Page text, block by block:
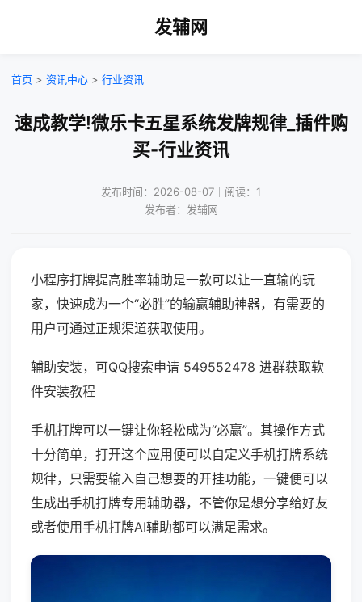
发辅网
首页 > 资讯中心 > 行业资讯
速成教学!微乐卡五星系统发牌规律_插件购
买-行业资讯
发布时间：2026-08-07｜阅读：1
发布者：发辅网
小程序打牌提高胜率辅助是一款可以让一直输的玩
家，快速成为一个“必胜”的输赢辅助神器，有需要的
用户可通过正规渠道获取使用。
辅助安装，可QQ搜索申请 549552478 进群获取软
件安装教程
手机打牌可以一键让你轻松成为“必赢”。其操作方式
十分简单，打开这个应用便可以自定义手机打牌系统
规律，只需要输入自己想要的开挂功能，一键便可以
生成出手机打牌专用辅助器，不管你是想分享给好友
或者使用手机打牌AI辅助都可以满足需求。